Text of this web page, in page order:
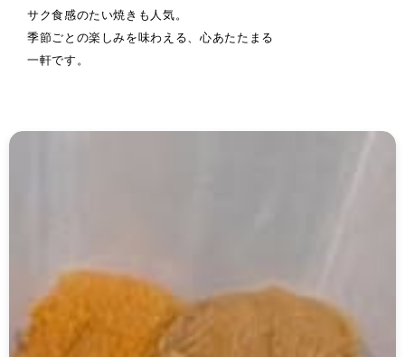
サク食感のたい焼きも人気。
季節ごとの楽しみを味わえる、心あたたまる
一軒です。